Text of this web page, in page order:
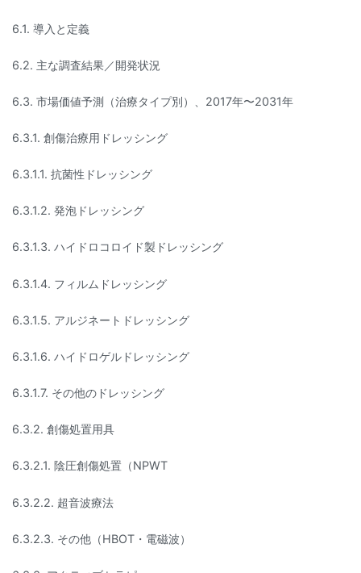
6.1. 導入と定義
6.2. 主な調査結果／開発状況
6.3. 市場価値予測（治療タイプ別）、2017年〜2031年
6.3.1. 創傷治療用ドレッシング
6.3.1.1. 抗菌性ドレッシング
6.3.1.2. 発泡ドレッシング
6.3.1.3. ハイドロコロイド製ドレッシング
6.3.1.4. フィルムドレッシング
6.3.1.5. アルジネートドレッシング
6.3.1.6. ハイドロゲルドレッシング
6.3.1.7. その他のドレッシング
6.3.2. 創傷処置用具
6.3.2.1. 陰圧創傷処置（NPWT
6.3.2.2. 超音波療法
6.3.2.3. その他（HBOT・電磁波）